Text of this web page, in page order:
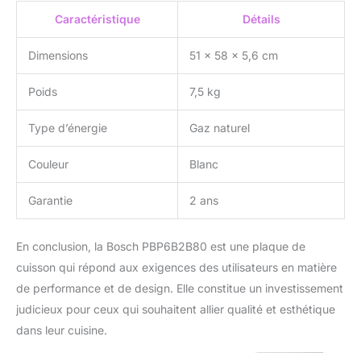
Caractéristique Détails
Dimensions 51 x 58 x 5,6 cm
Poids 7,5 kg
Type d’énergie Gaz naturel
Couleur Blanc
Garantie 2 ans
En conclusion, la Bosch PBP6B2B80 est une plaque de
cuisson qui répond aux exigences des utilisateurs en matière
de performance et de design. Elle constitue un investissement
judicieux pour ceux qui souhaitent allier qualité et esthétique
dans leur cuisine.